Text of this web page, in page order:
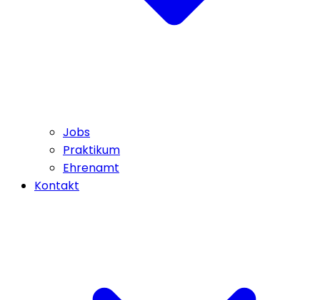
Jobs
Praktikum
Ehrenamt
Kontakt